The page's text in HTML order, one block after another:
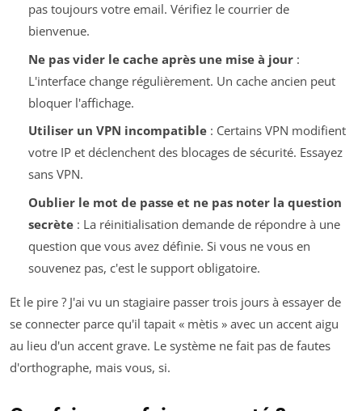
pas toujours votre email. Vérifiez le courrier de
bienvenue.
Ne pas vider le cache après une mise à jour:
L'interface change régulièrement. Un cache ancien peut
bloquer l'affichage.
Utiliser un VPN incompatible: Certains VPN modifient
votre IP et déclenchent des blocages de sécurité. Essayez
sans VPN.
Oublier le mot de passe et ne pas noter la question
secrète: La réinitialisation demande de répondre à une
question que vous avez définie. Si vous ne vous en
souvenez pas, c'est le support obligatoire.
Et le pire ? J'ai vu un stagiaire passer trois jours à essayer de
se connecter parce qu'il tapait « mètis » avec un accent aigu
au lieu d'un accent grave. Le système ne fait pas de fautes
d'orthographe, mais vous, si.